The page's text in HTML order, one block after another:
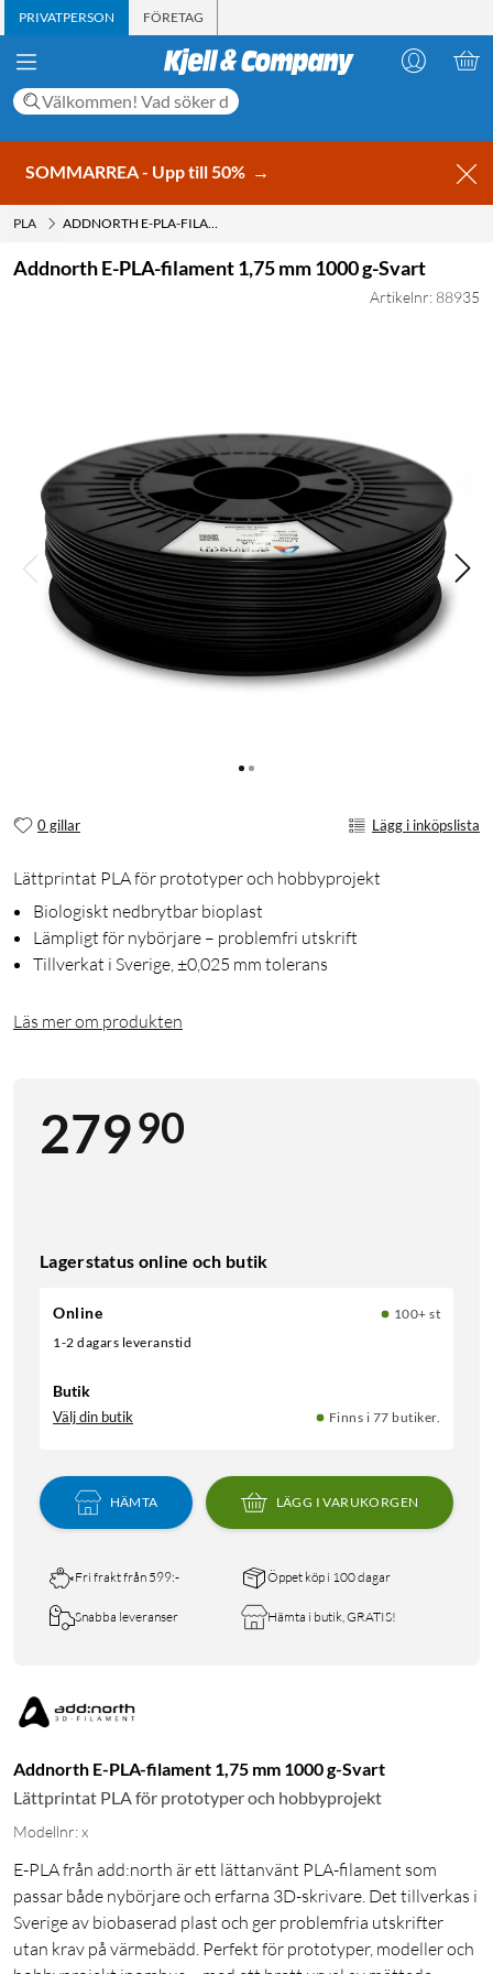
PRIVATPERSON FÖRETAG
SOMMARREA - Upp till 50% →
PLA ADDNORTH E-PLA-FILAMENT 1,75 MM 1000 G-SVART
Addnorth E-PLA-filament 1,75 mm 1000 g-Svart
Artikelnr: 88935
0 gillar Lägg i inköpslista
Lättprintat PLA för prototyper och hobbyprojekt
Biologiskt nedbrytbar bioplast
Lämpligt för nybörjare – problemfri utskrift
Tillverkat i Sverige, ±0,025 mm tolerans
Läs mer om produkten
27990
Lagerstatus online och butik
Online
100+ st
1-2 dagars leveranstid
Butik
Välj din butik Finns i 77 butiker.
HÄMTA LÄGG I VARUKORGEN
Fri frakt från 599:- Öppet köp i 100 dagar
Snabba leveranser Hämta i butik, GRATIS!
Addnorth E-PLA-filament 1,75 mm 1000 g-Svart
Lättprintat PLA för prototyper och hobbyprojekt
Modellnr: x
E-PLA från add:north är ett lättanvänt PLA-filament som
passar både nybörjare och erfarna 3D-skrivare. Det tillverkas i
Sverige av biobaserad plast och ger problemfria utskrifter
utan krav på värmebädd. Perfekt för prototyper, modeller och